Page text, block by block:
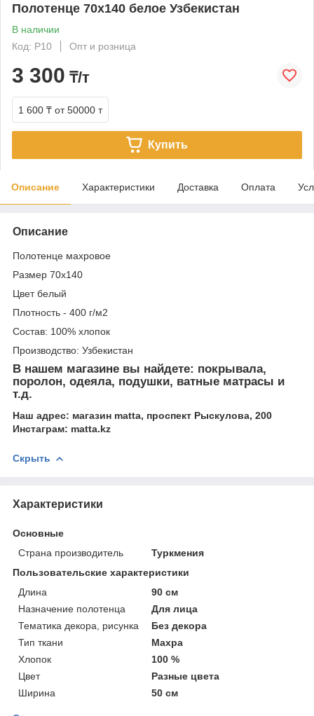
Полотенце 70х140 белое Узбекистан
В наличии
Код: P10
Опт и розница
3 300 ₸/т
1 600 ₸ от 50000 т
Купить
Описание Характеристики Доставка Оплата
Описание
Полотенце махровое
Размер 70х140
Цвет белый
Плотность - 400 г/м2
Состав: 100% хлопок
Производство: Узбекистан
В нашем магазине вы найдете: покрывала,
поролон, одеяла, подушки, ватные матрасы и
т.д.
Наш адрес: магазин matta, проспект Рыскулова, 200
Инстаграм: matta.kz
Скрыть
Характеристики
Основные
Страна производитель
Туркмения
Пользовательские характеристики
Длина
90 см
Назначение полотенца
Для лица
Тематика декора, рисунка
Без декора
Тип ткани
Махра
Хлопок
100 %
Цвет
Разные цвета
Ширина
50 см